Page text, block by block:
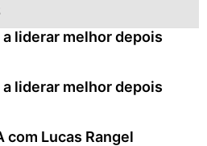
liderar melhor depois
liderar melhor depois
com Lucas Rangel